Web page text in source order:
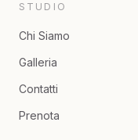
STUDIO
Chi Siamo
Galleria
Contatti
Prenota